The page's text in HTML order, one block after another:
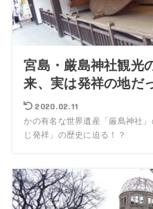
宮島・厳島神社観光
来、実は発祥の地だ
2020.02.11
かの有名な世界遺産「厳島神社
じ発祥」の歴史に迫る！？